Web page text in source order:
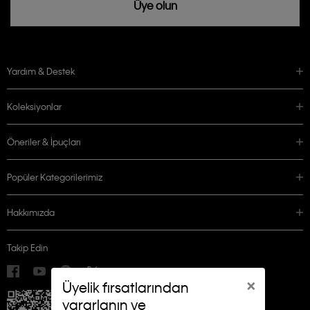
×
Üyelik fırsatlarından
yararlanın ve
Üye olun
Yardım & Destek
Koleksiyonlar
Öneriler & İpuçları
Popüler Kategorilerimiz
Hakkımızda
Takip Edin